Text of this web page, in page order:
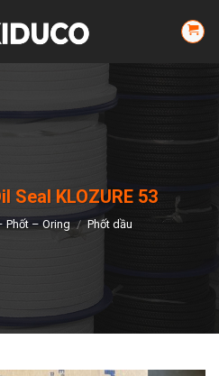
Seal KLOZURE 53
Phốt – Oring / Phốt dầu